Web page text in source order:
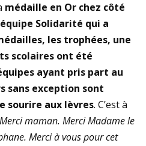
médaille en Or chez côté
Solidarité qui a
les trophées, une
scolaires ont été
ayant pris part au
sans exception sont
sourire aux lèvres. C’est à
Merci maman. Merci Madame le
Merci à vous pour cet